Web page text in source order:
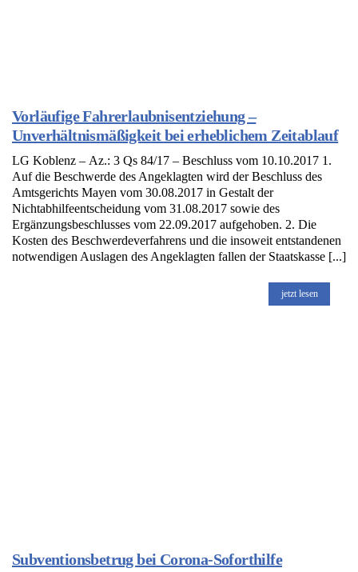
Vorläufige Fahrerlaubnisentziehung –
Unverhältnismäßigkeit bei erheblichem Zeitablauf
LG Koblenz – Az.: 3 Qs 84/17 – Beschluss vom 10.10.2017 1.
Auf die Beschwerde des Angeklagten wird der Beschluss des
Amtsgerichts Mayen vom 30.08.2017 in Gestalt der
Nichtabhilfeentscheidung vom 31.08.2017 sowie des
Ergänzungsbeschlusses vom 22.09.2017 aufgehoben. 2. Die
Kosten des Beschwerdeverfahrens und die insoweit entstandenen
notwendigen Auslagen des Angeklagten fallen der Staatskasse [...]
jetzt lesen
Subventionsbetrug bei Corona-Soforthilfe